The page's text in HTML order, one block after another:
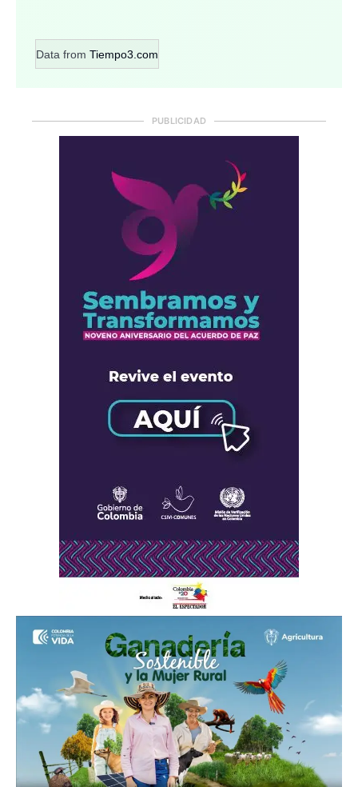
Data from Tiempo3.com
PUBLICIDAD